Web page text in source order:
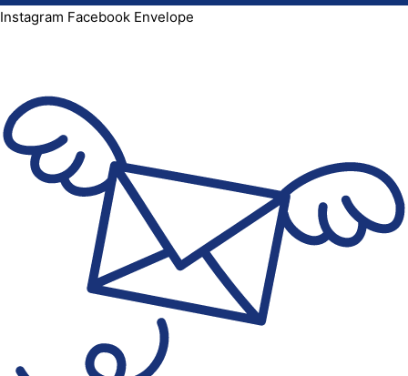
Instagram Facebook Envelope